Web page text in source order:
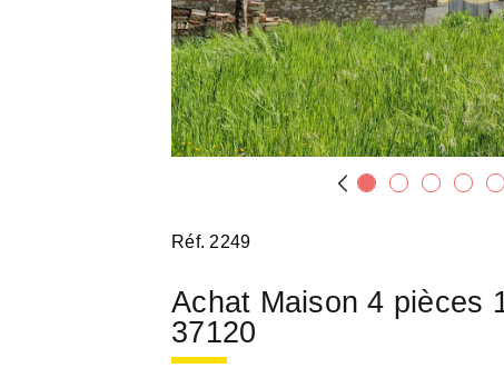
Réf. 2249
Achat Maison 4 pièces
37120